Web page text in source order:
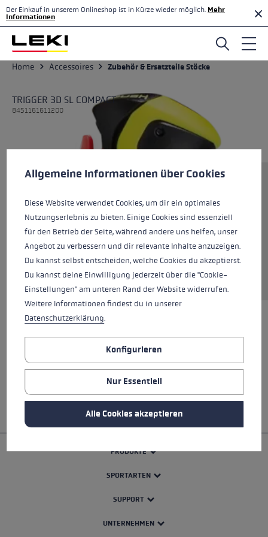
Zum Hauptinhalt springen
Der Einkauf in unserem Onlineshop ist in Kürze wieder möglich. Mehr
Informationen
Home Accessoires Zubehör & Ersatzteile Stöcke
TRIGGER 3D SL COMPACT
8451161611200
Größe
Farben neonyellow-black
ALLE EIGENSCHAFTEN
SICHERHEITSHINWEISE
PRODUKTE
SPORTARTEN
SUPPORT
UNTERNEHMEN
Cookie-Voreinstellungen
Allgemeine Informationen über Cookies
Diese Website verwendet Cookies, um dir ein optimales
Nutzungserlebnis zu bieten. Einige Cookies sind essenziell
für den Betrieb der Seite, während andere uns helfen, unser
Angebot zu verbessern und dir relevante Inhalte anzuzeigen.
Du kannst selbst entscheiden, welche Cookies du akzeptierst.
Du kannst deine Einwilligung jederzeit über die "Cookie-
Einstellungen" am unteren Rand der Website widerrufen.
Weitere Informationen findest du in unserer
Datenschutzerklärung.
Konfigurieren
Nur Essentiell
Alle Cookies akzeptieren